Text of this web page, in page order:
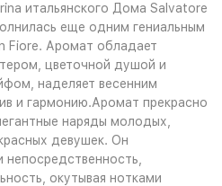
Купить
итальянского Дома Salvatore
еще одним гениальным
Fiore. Аромат обладает
цветочной душой и
наделяет весенним
и гармонию.Аромат прекрасно
наряды молодых,
девушек. Он
окутывая нотками